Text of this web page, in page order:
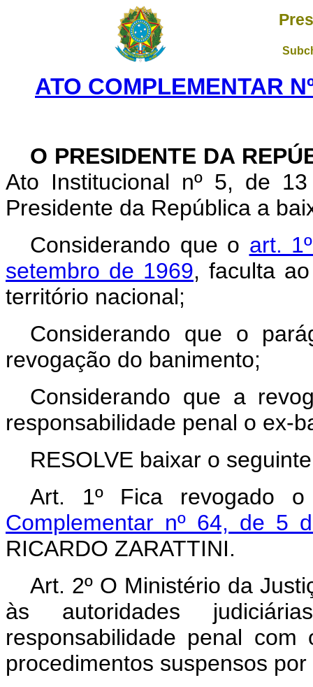
ATO COMPLEMENTAR
O PRESIDENTE DA
Ato Institucional nº 5, de
Presidente da República a
Considerando que o art.
setembro de 1969, faculta
território nacional;
Considerando que o
revogação do banimento;
Considerando que a
responsabilidade penal o ex-
RESOLVE baixar o
Art. 1º Fica revogado
Complementar nº 64, de 5
RICARDO ZARATTINI.
Art. 2º O Ministério da
às autoridades
responsabilidade penal
procedimentos suspensos